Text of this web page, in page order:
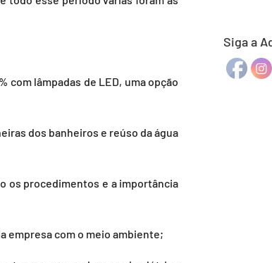
com lâmpadas de LED, uma opção
dos banheiros e reúso da água
os procedimentos e a importância
empresa com o meio ambiente;
Siga a